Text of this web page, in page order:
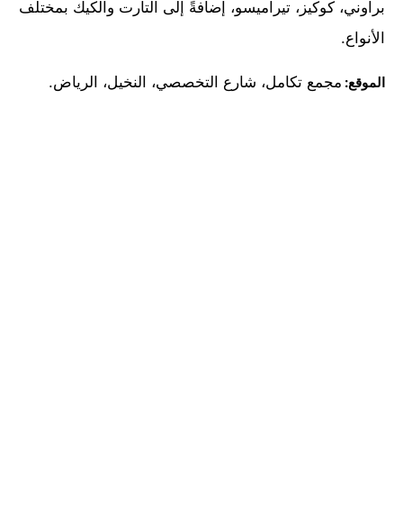
براوني، كوكيز، تيراميسو، إضافةً إلى التارت والكيك بمختلف
الأنواع.
الموقع: مجمع تكامل، شارع التخصصي، النخيل، الرياض.